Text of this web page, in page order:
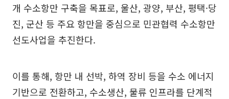
개 수소항만 구축을 목표로, 울산, 광양, 부산, 평택·당
진, 군산 등 주요 항만을 중심으로 민관협력 수소항만
선도사업을 추진한다.
이를 통해, 항만 내 선박, 하역 장비 등을 수소 에너지
기반으로 전환하고, 수소생산, 물류 인프라를 단계적